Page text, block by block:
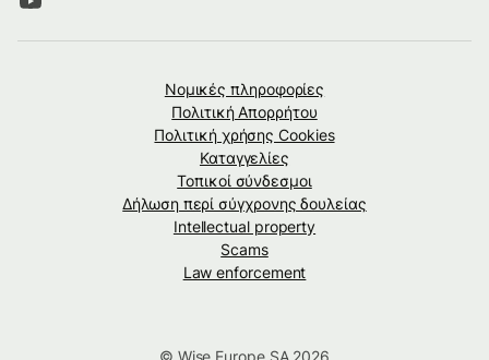
Νομικές πληροφορίες
Πολιτική Απορρήτου
Πολιτική χρήσης Cookies
Καταγγελίες
Τοπικοί σύνδεσμοι
Δήλωση περί σύγχρονης δουλείας
Intellectual property
Scams
Law enforcement
© Wise Europe SA 2026